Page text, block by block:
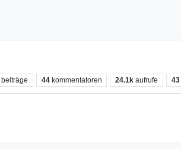
beiträge 44 kommentatoren 24.1k aufrufe 43